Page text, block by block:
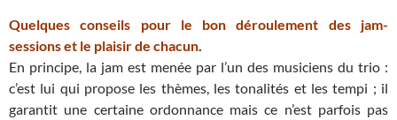
Quelques conseils pour le bon déroulement des jam-
sessions et le plaisir de chacun
En principe, la jam est menée par l’un des musiciens du trio :
c’est lui qui propose les thèmes, les tonalités et les tempi ; il
garantit une certaine ordonnance mais ce n’est parfois pas